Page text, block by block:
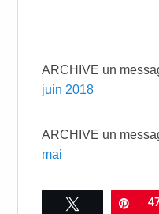
ARCHIVE un
juin 2018
ARCHIVE un
mai
Tweetez